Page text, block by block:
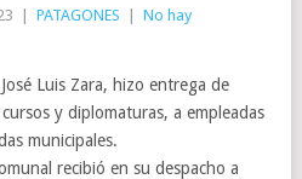
PATAGONES
No hay
Luis Zara, hizo entrega de
y diplomaturas, a empleadas
municipales.
recibió en su despacho a